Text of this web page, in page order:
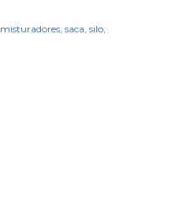
misturadores saca silo